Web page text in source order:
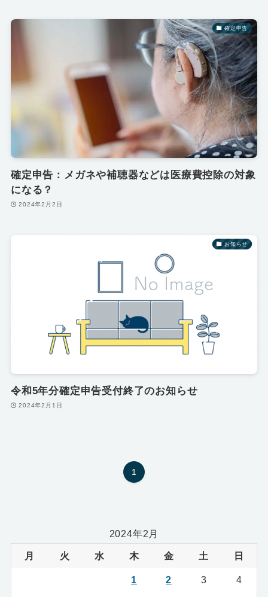
確定申告
確定申告：メガネや補聴器などは医療費控除の対象
になる？
2024年2月2日
お知らせ
令和5年分確定申告受付終了のお知らせ
2024年2月1日
1
2024年2月
月 火 水 木 金 土 日
1 2 3 4